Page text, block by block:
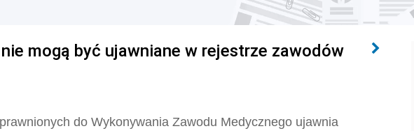
mogą być ujawniane w rejestrze zawodów
do Wykonywania Zawodu Medycznego ujawnia